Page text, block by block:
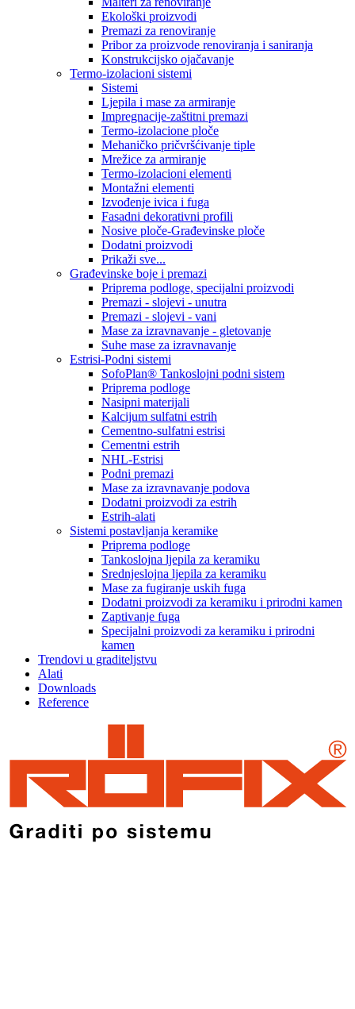
Ekološki proizvodi
Premazi za renoviranje
Pribor za proizvode renoviranja i saniranja
Konstrukcijsko ojačavanje
Termo-izolacioni sistemi
Sistemi
Ljepila i mase za armiranje
Impregnacije-zaštitni premazi
Termo-izolacione ploče
Mehaničko pričvršćivanje tiple
Mrežice za armiranje
Termo-izolacioni elementi
Montažni elementi
Izvođenje ivica i fuga
Fasadni dekorativni profili
Nosive ploče-Građevinske ploče
Dodatni proizvodi
Prikaži sve...
Građevinske boje i premazi
Priprema podloge, specijalni proizvodi
Premazi - slojevi - unutra
Premazi - slojevi - vani
Mase za izravnavanje - gletovanje
Suhe mase za izravnavanje
Estrisi-Podni sistemi
SofoPlan® Tankoslojni podni sistem
Priprema podloge
Nasipni materijali
Kalcijum sulfatni estrih
Cementno-sulfatni estrisi
Cementni estrih
NHL-Estrisi
Podni premazi
Mase za izravnavanje podova
Dodatni proizvodi za estrih
Estrih-alati
Sistemi postavljanja keramike
Priprema podloge
Tankoslojna ljepila za keramiku
Srednjeslojna ljepila za keramiku
Mase za fugiranje uskih fuga
Dodatni proizvodi za keramiku i prirodni kamen
Zaptivanje fuga
Specijalni proizvodi za keramiku i prirodni
kamen
Trendovi u graditeljstvu
Alati
Downloads
Reference